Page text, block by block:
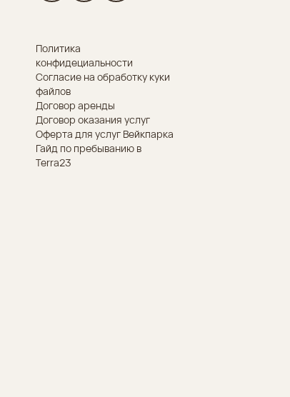
Политика
конфидециальности
Согласие на обработку куки
файлов
Договор аренды
Договор оказания услуг
Оферта для услуг Вейкпарка
Гайд по пребыванию в
Terra23